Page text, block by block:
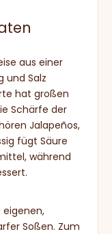
aus einer
und Salz
hat großen
Schärfe der
Jalapeños,
fügt Säure
während
eigenen,
Soßen. Zum